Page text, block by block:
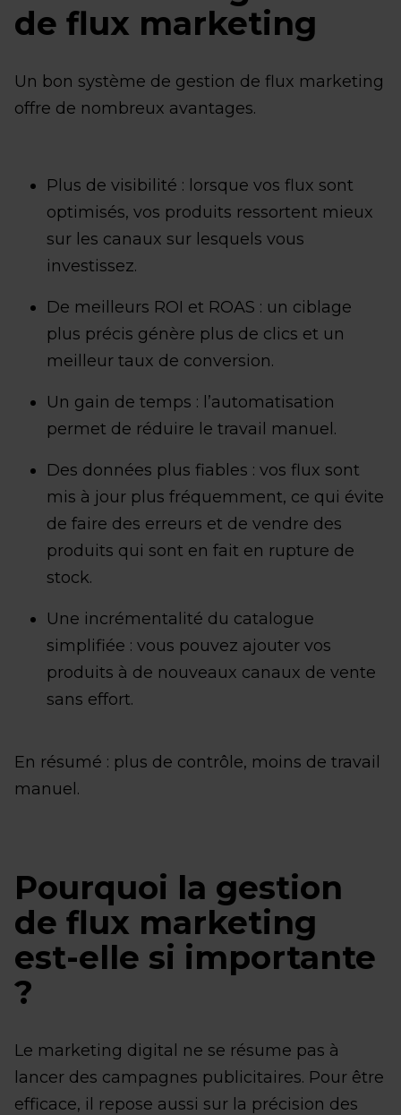
de flux marketing
Un bon système de gestion de flux marketing
offre de nombreux avantages.
Plus de visibilité : lorsque vos flux sont
optimisés, vos produits ressortent mieux
sur les canaux sur lesquels vous
investissez.
De meilleurs ROI et ROAS : un ciblage
plus précis génère plus de clics et un
meilleur taux de conversion.
Un gain de temps : l’automatisation
permet de réduire le travail manuel.
Des données plus fiables : vos flux sont
mis à jour plus fréquemment, ce qui évite
de faire des erreurs et de vendre des
produits qui sont en fait en rupture de
stock.
Une incrémentalité du catalogue
simplifiée : vous pouvez ajouter vos
produits à de nouveaux canaux de vente
sans effort.
En résumé : plus de contrôle, moins de travail
manuel.
Pourquoi la gestion
de flux marketing
est-elle si importante
?
Le marketing digital ne se résume pas à
lancer des campagnes publicitaires. Pour être
efficace, il repose aussi sur la précision des